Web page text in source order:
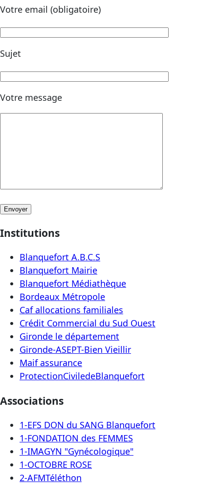
Votre email (obligatoire)
Sujet
Votre message
Institutions
Blanquefort A.B.C.S
Blanquefort Mairie
Blanquefort Médiathèque
Bordeaux Métropole
Caf allocations familiales
Crédit Commercial du Sud Ouest
Gironde le département
Gironde-ASEPT-Bien Vieillir
Maif assurance
ProtectionCiviledeBlanquefort
Associations
1-EFS DON du SANG Blanquefort
1-FONDATION des FEMMES
1-IMAGYN "Gynécologique"
1-OCTOBRE ROSE
2-AFMTéléthon